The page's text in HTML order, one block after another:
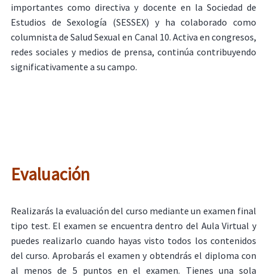
importantes como directiva y docente en la Sociedad de
Estudios de Sexología (SESSEX) y ha colaborado como
columnista de Salud Sexual en Canal 10. Activa en congresos,
redes sociales y medios de prensa, continúa contribuyendo
significativamente a su campo.
Evaluación
Realizarás la evaluación del curso mediante un examen final
tipo test. El examen se encuentra dentro del Aula Virtual y
puedes realizarlo cuando hayas visto todos los contenidos
del curso. Aprobarás el examen y obtendrás el diploma con
al menos de 5 puntos en el examen. Tienes una sola